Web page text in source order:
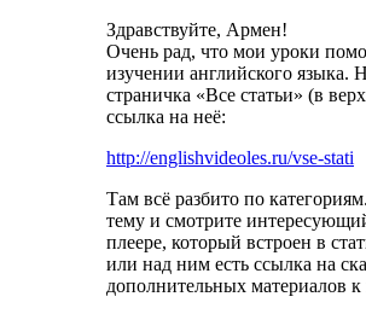
Здравствуйте, Армен!
Очень рад, что мои уроки
изучении английского языка.
страничка «Все статьи» (в
ссылка на неё:
http://englishvideoles.ru/vse-stati
Там всё разбито по
тему и смотрите
плеере, который встроен в
или над ним есть ссылка на
дополнительных материалов к